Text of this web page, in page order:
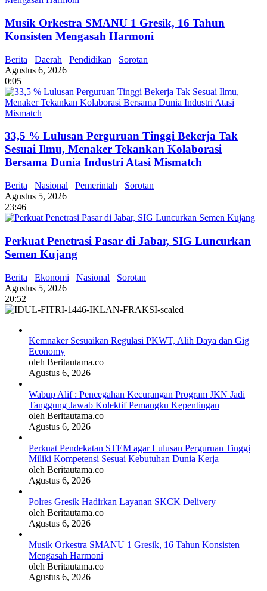
Musik Orkestra SMANU 1 Gresik, 16 Tahun
Konsisten Mengasah Harmoni
Berita Daerah Pendidikan
Sorotan
Agustus 6, 2026
0:05
33,5 % Lulusan Perguruan Tinggi Bekerja Tak
Sesuai Ilmu, Menaker Tekankan Kolaborasi
Bersama Dunia Industri Atasi Mismatch
Berita Nasional Pemerintah
Sorotan
Agustus 5, 2026
23:46
Perkuat Penetrasi Pasar di Jabar, SIG Luncurkan
Semen Kujang
Berita Ekonomi Nasional
Sorotan
Agustus 5, 2026
20:52
Kemnaker Sesuaikan Regulasi PKWT, Alih Daya dan Gig
Economy
oleh Beritautama.co
Agustus 6, 2026
Wabup Alif : Pencegahan Kecurangan Program JKN Jadi
Tanggung Jawab Kolektif Pemangku Kepentingan
oleh Beritautama.co
Agustus 6, 2026
Perkuat Pendekatan STEM agar Lulusan Perguruan Tinggi
Miliki Kompetensi Sesuai Kebutuhan Dunia Kerja
oleh Beritautama.co
Agustus 6, 2026
Polres Gresik Hadirkan Layanan SKCK Delivery
oleh Beritautama.co
Agustus 6, 2026
Musik Orkestra SMANU 1 Gresik, 16 Tahun Konsisten
Mengasah Harmoni
oleh Beritautama.co
Agustus 6, 2026